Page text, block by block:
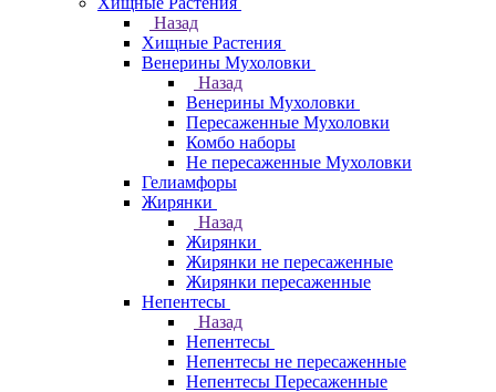
Назад
Хищные Растения
Венерины Мухоловки
Назад
Венерины Мухоловки
Пересаженные Мухоловки
Комбо наборы
Не пересаженные Мухоловки
Гелиамфоры
Жирянки
Назад
Жирянки
Жирянки не пересаженные
Жирянки пересаженные
Непентесы
Назад
Непентесы
Непентесы не пересаженные
Непентесы Пересаженные